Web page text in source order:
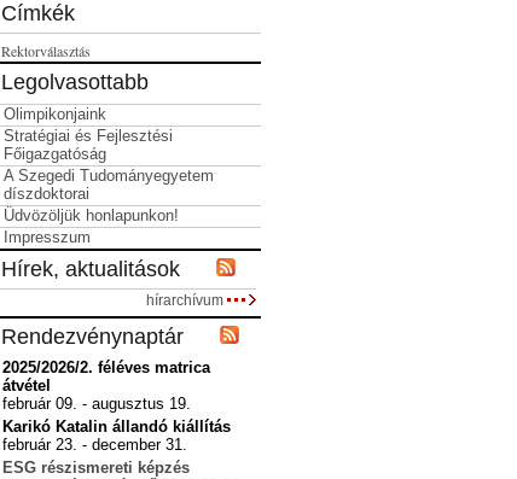
Címkék
Rektorválasztás
Legolvasottabb
Olimpikonjaink
Stratégiai és Fejlesztési
Főigazgatóság
A Szegedi Tudományegyetem
díszdoktorai
Üdvözöljük honlapunkon!
Impresszum
Hírek, aktualitások
hírarchívum
Rendezvénynaptár
2025/2026/2. féléves matrica
átvétel
február 09. - augusztus 19.
Karikó Katalin állandó kiállítás
február 23. - december 31.
ESG részismereti képzés